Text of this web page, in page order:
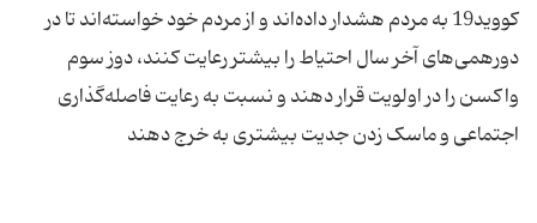
کووید19 به مردم هشدار داده‌اند و از مردم خود خواسته‌اند تا در
دورهمی‌های آخر سال احتیاط را بیشتر رعایت کنند، دوز سوم
واکسن را در اولویت قرار دهند و نسبت به رعایت فاصله‌گذاری